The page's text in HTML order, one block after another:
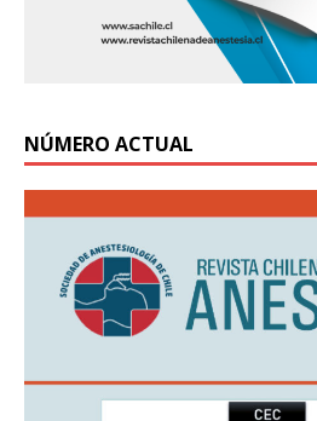
NÚMERO ACTUAL